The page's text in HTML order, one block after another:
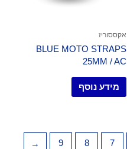
אקססוריז
BLUE MOTO STRAPS
25MM / AC
מידע נוסף
7
8
9
←